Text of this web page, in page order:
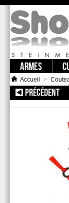
ARMES
Accueil >
PRÉCÉDENT:: 3